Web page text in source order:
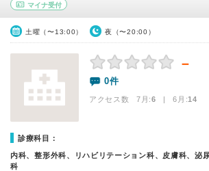
マイナ受付
土曜（〜13:00） 夜（〜20:00）
－
0件
アクセス数 7月:6 | 6月:14
診療科目：
内科、整形外科、リハビリテーション科、皮膚科、泌
科